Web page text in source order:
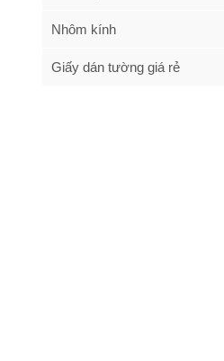
Nhôm kính
Giấy dán tường giá rẻ